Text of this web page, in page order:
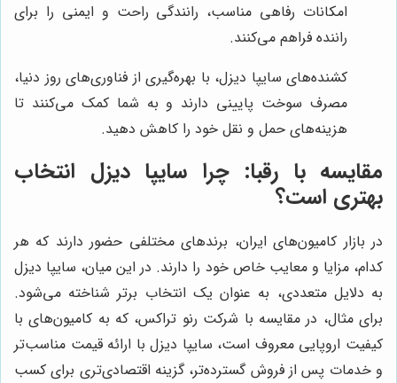
امکانات رفاهی مناسب، رانندگی راحت و ایمنی را برای
راننده فراهم می‌کنند.
کشنده‌های سایپا دیزل، با بهره‌گیری از فناوری‌های روز دنیا،
مصرف سوخت پایینی دارند و به شما کمک می‌کنند تا
هزینه‌های حمل و نقل خود را کاهش دهید.
مقایسه با رقبا: چرا سایپا دیزل انتخاب
بهتری است؟
در بازار کامیون‌های ایران، برندهای مختلفی حضور دارند که هر
کدام، مزایا و معایب خاص خود را دارند. در این میان، سایپا دیزل
به دلایل متعددی، به عنوان یک انتخاب برتر شناخته می‌شود.
برای مثال، در مقایسه با شرکت رنو تراکس، که به کامیون‌های با
کیفیت اروپایی معروف است، سایپا دیزل با ارائه قیمت مناسب‌تر
و خدمات پس از فروش گسترده‌تر، گزینه اقتصادی‌تری برای کسب